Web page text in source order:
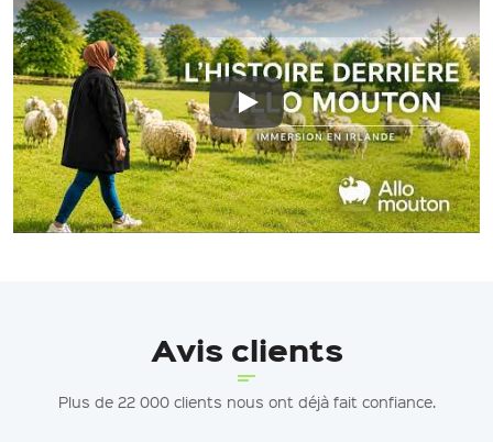
Play: Keynote (Google I/O '18)
Avis clients
Plus de 22 000 clients nous ont déjà fait confiance.